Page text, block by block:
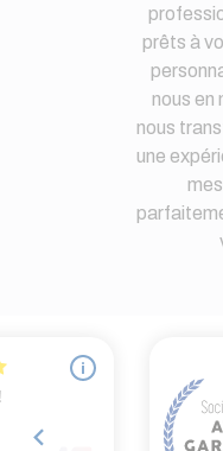
prêts à
nous en
nous
une